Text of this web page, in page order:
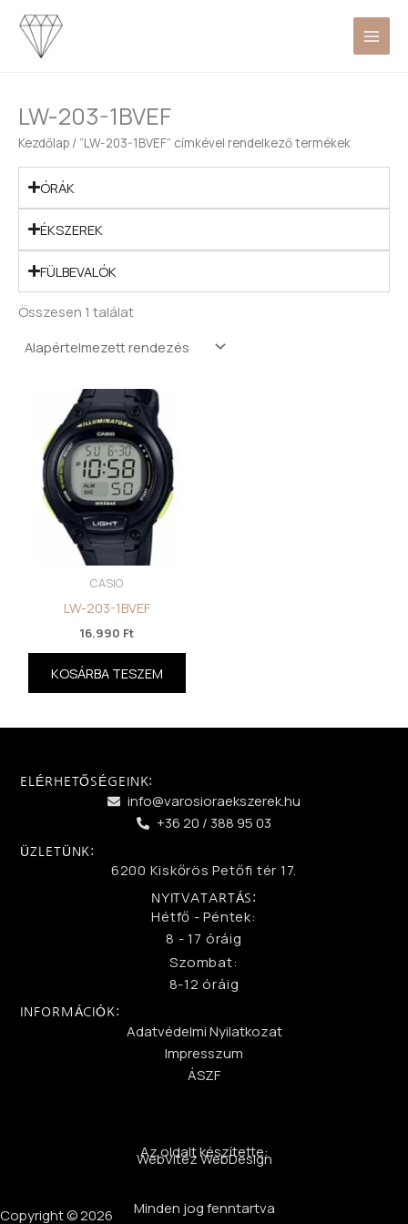
Skip
content
LW-203-1BVEF
Kezdőlap / “LW-203-1BVEF” címkével rendelkező termékek
ÓRÁK
ÉKSZEREK
FÜLBEVALÓK
Összesen 1 találat
CASIO
LW-203-1BVEF
16.990 Ft
KOSÁRBA TESZEM
ELÉRHETŐSÉGEINK:
info@varosioraekszerek.hu
+36 20 / 388 95 03
ÜZLETÜNK:
6200 Kiskőrös Petőfi tér 17.
NYITVATARTÁS:
Hétfő - Péntek:
8 - 17 óráig
Szombat:
8-12 óráig
INFORMÁCIÓK:
Adatvédelmi Nyilatkozat
Impresszum
ÁSZF
Az oldalt készítette:
WebVitéz WebDesign
Minden jog fenntartva
Copyright © 2026